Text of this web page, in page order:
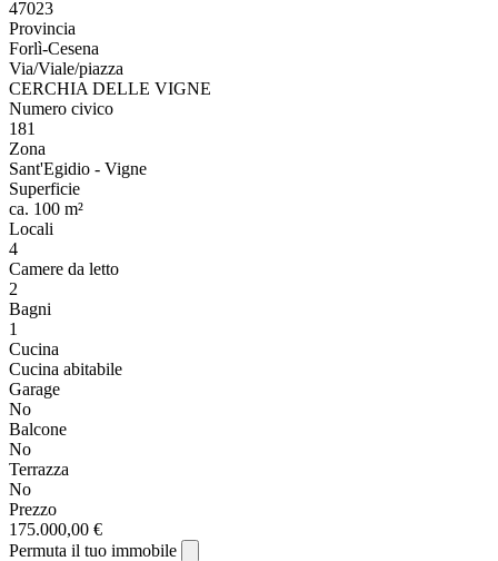
47023
Provincia
Forlì-Cesena
Via/Viale/piazza
CERCHIA DELLE VIGNE
Numero civico
181
Zona
Sant'Egidio - Vigne
Superficie
ca. 100 m²
Locali
4
Camere da letto
2
Bagni
1
Cucina
Cucina abitabile
Garage
No
Balcone
No
Terrazza
No
Prezzo
175.000,00 €
Permuta il tuo immobile